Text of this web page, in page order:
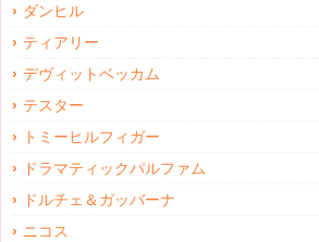
ダンヒル
ティアリー
デヴィットベッカム
テスター
トミーヒルフィガー
ドラマティックパルファム
ドルチェ＆ガッバーナ
ニコス